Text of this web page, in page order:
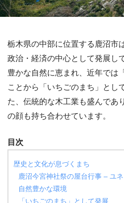
栃木県の中部に位置する鹿沼市
政治・経済の中心として発展し
豊かな自然に恵まれ、近年では
ことから「いちごのまち」とし
た、伝統的な木工業も盛んであ
の顔も持ち合わせています。
目次
歴史と文化が息づくまち
鹿沼今宮神社祭の屋台行事 – ユ
自然豊かな環境
「いちごのまち」として発展